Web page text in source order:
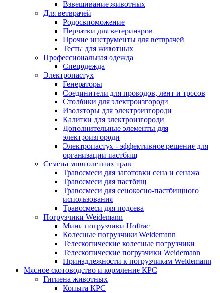
Взвешивание животных
Для ветврачей
Родосвпоможение
Перчатки для ветеринаров
Прочие инструменты для ветврачей
Тесты для животных
Профессиональная одежда
Cпецодежда
Электропастух
Генераторы
Соединители для проводов, лент и тросов
Столбики для электроизгороди
Изоляторы для электроизгороди
Калитки для электроизгороди
Дополнительные элементы для
электроизгороди
Электропастух - эффективное решение для
организации пастбищ
Семена многолетних трав
Травосмеси для заготовки сена и сенажа
Травосмеси для пастбищ
Травосмеси для сенокосно-пастбищного
использования
Травосмеси для подсева
Погрузчики Weidemann
Мини погрузчики Hoftraс
Колесные погрузчики Weidemann
Телескопические колесные погрузчики
Телескопические погрузчики Weidemann
Принадлежности к погрузчикам Weidemann
Мясное скотоводство и кормление КРС
Гигиена животных
Копыта КРС